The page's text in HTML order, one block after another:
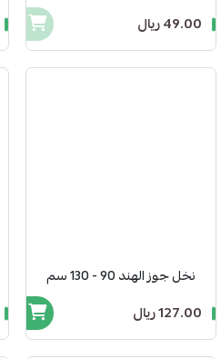
49.00 ريال
نخل جوز الهند 90 - 130 سم
127.00 ريال